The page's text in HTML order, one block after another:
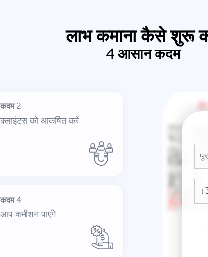
लाभ कमाना कैसे शुरू
4 आसान कदम
कदम 2
क्लाइंटस को आकर्षित करें
कदम 4
आप कमीशन पाएंगे